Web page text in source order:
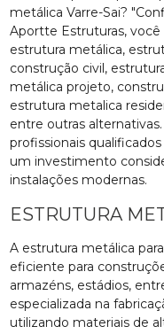
metálica Varre-Sai?
Aportte Estruturas,
estrutura metálica,
construção civil,
metálica projeto,
estrutura metalica
entre outras
profissionais
um investimento
instalações modernas.
ESTRUTURA
A estrutura metálica
eficiente para
armazéns, estádios,
especializada na
utilizando materiais de